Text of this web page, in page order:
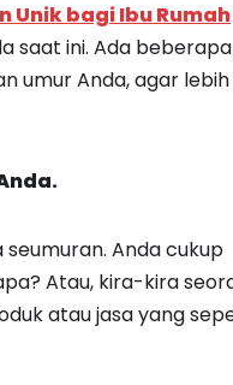
Unik bagi Ibu Rumah
saat ini. Ada
umur Anda, agar lebih
Anda cukup
Atau, kira-kira
atau jasa yang